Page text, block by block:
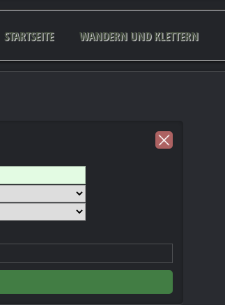
STARTSEITE WANDERN UND KLETTERN